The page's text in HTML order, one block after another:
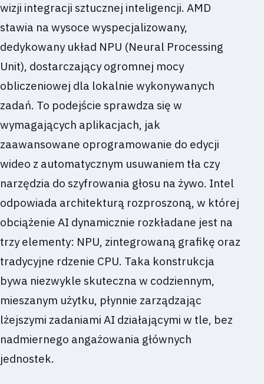
wizji integracji sztucznej inteligencji. AMD
stawia na wysoce wyspecjalizowany,
dedykowany układ NPU (Neural Processing
Unit), dostarczający ogromnej mocy
obliczeniowej dla lokalnie wykonywanych
zadań. To podejście sprawdza się w
wymagających aplikacjach, jak
zaawansowane oprogramowanie do edycji
wideo z automatycznym usuwaniem tła czy
narzędzia do szyfrowania głosu na żywo. Intel
odpowiada architekturą rozproszoną, w której
obciążenie AI dynamicznie rozkładane jest na
trzy elementy: NPU, zintegrowaną grafikę oraz
tradycyjne rdzenie CPU. Taka konstrukcja
bywa niezwykle skuteczna w codziennym,
mieszanym użytku, płynnie zarządzając
lżejszymi zadaniami AI działającymi w tle, bez
nadmiernego angażowania głównych
jednostek.